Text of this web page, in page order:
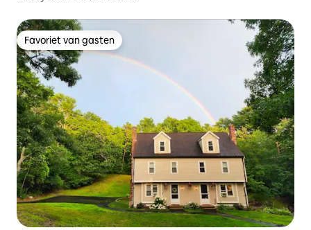
Favoriet van gasten
Favoriet van gasten